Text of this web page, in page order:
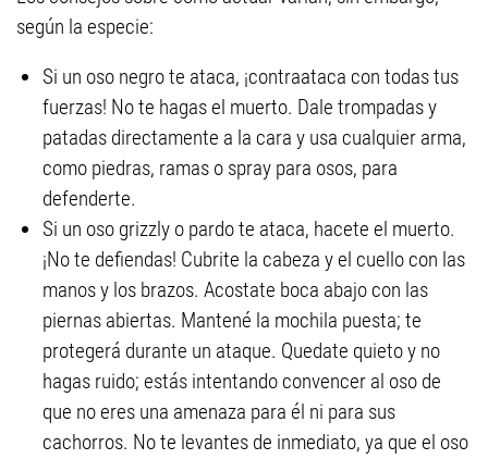
según la especie:
Si un oso negro te ataca, ¡contraataca con todas tus
fuerzas! No te hagas el muerto. Dale trompadas y
patadas directamente a la cara y usa cualquier arma,
como piedras, ramas o spray para osos, para
defenderte.
Si un oso grizzly o pardo te ataca, hacete el muerto.
¡No te defiendas! Cubrite la cabeza y el cuello con las
manos y los brazos. Acostate boca abajo con las
piernas abiertas. Mantené la mochila puesta; te
protegerá durante un ataque. Quedate quieto y no
hagas ruido; estás intentando convencer al oso de
que no eres una amenaza para él ni para sus
cachorros. No te levantes de inmediato, ya que el oso